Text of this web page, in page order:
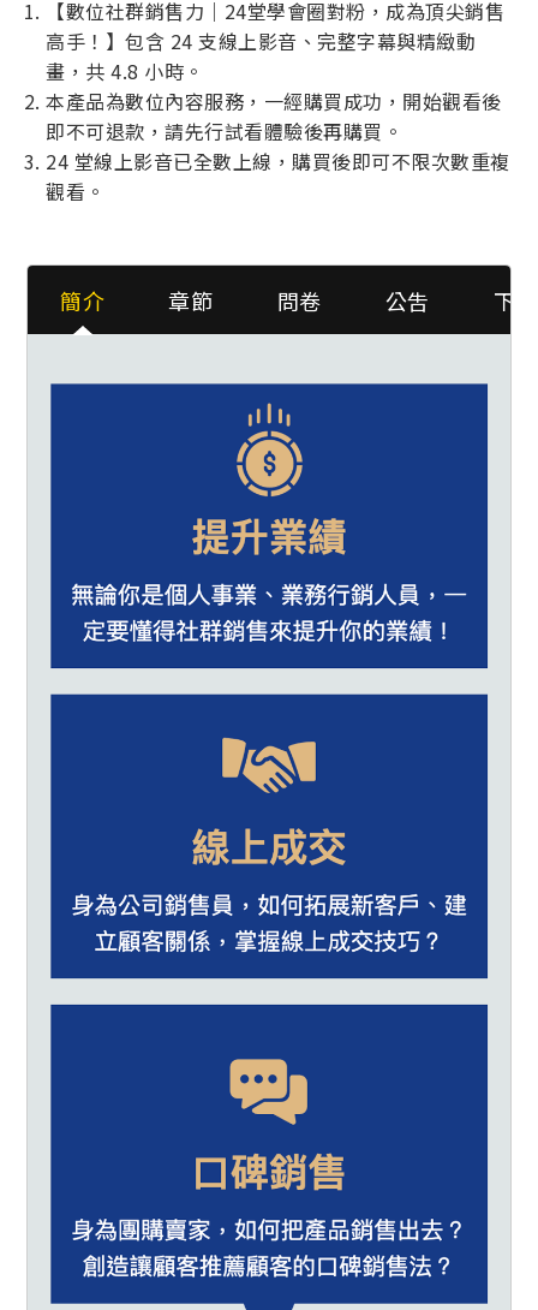
【數位社群銷售力｜24堂學會圈對粉，成為頂尖銷售
高手！】包含 24 支線上影音、完整字幕與精緻動
畫，共 4.8 小時。
本產品為數位內容服務，一經購買成功，開始觀看後
即不可退款，請先行試看體驗後再購買。
24 堂線上影音已全數上線，購買後即可不限次數重複
觀看。
簡介 章節 問卷 公吿 下載